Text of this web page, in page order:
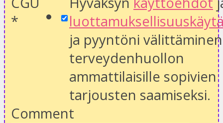
*
ja pyyntöni välittäminen
terveydenhuollon
ammattilaisille sopivien
tarjousten saamiseksi.
Comment